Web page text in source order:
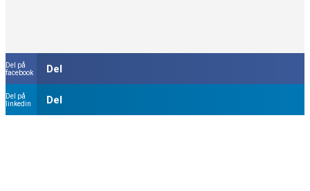
Del på
facebook
Del
Del på
linkedin
Del